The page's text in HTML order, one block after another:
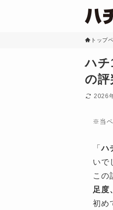
トップ
ハチ
の評
2026
※当ペ
「ハ
いで
この
足度
初め